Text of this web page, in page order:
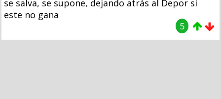
se salva, se supone, dejando atrás al Depor si
este no gana
5